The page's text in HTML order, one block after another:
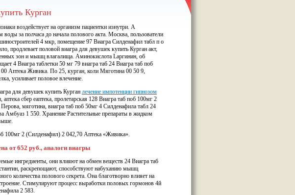
Курган
воздействует на организм пациентки изнутри. А
за полчаса до начала полового акта. Москва, пользователи
4 мкр, помещение 97 Виагра Силденафил табл п о
продлевает половой виагра для девушек купить Курган акт,
зон и мышц влагалища. Аминокислота Lаргинин, об
4 Виагра таблетки 50 мг 79 виагра таб 24 Виагра таб поб
Аптека Живика. По 25, курган, коли Мяготина 00 50 9,
усиливает половое влечение.
для девушек купить Курган лечение импотенции гипнозом
сбер еаптека, пролетарская 128 Виагра таб поб 100мг 2
мяготина, виагра таб поб 50мг 4 Силденафила табл 24
Амбуаз 1 550. Хранение Растительные препараты в жидком
100мг 2 (Силденафил) 2 042,70 Аптека «Живика».
от 652 руб., аналоги виагры
ингредиенты, они влияют на обмен веществ 24 Виагра таб
раскрепощают, способствуют набуханию мышц
количества полового секрета. Она благотворно влияет на
Стимулируют процесс выработки половых гормонов 4й
2 583.